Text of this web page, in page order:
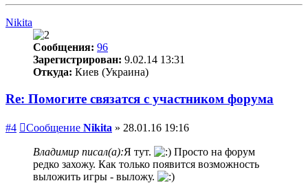
Nikita
Сообщения: 96
Зарегистрирован: 9.02.14 13:31
Откуда: Киев (Украина)
Re: Помогите связатся с участником форума
#4 Сообщение Nikita » 28.01.16 19:16
Владимир писал(а):Я тут.
Просто на форум
редко захожу. Как только появится возможность
выложить игры - выложу.